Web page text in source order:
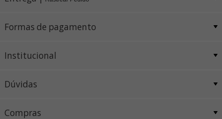
Formas de pagamento
Institucional
Dúvidas
Compras